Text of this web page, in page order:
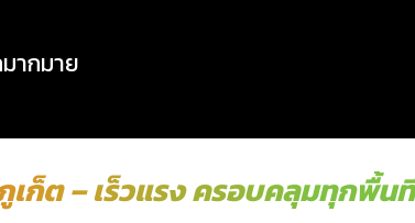
ากมาย
เก็ต – เร็วแรง ครอบคลุมทุกพื้นที่